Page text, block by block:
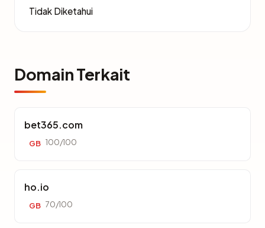
Tidak Diketahui
Domain Terkait
bet365.com
GB 100/100
ho.io
GB 70/100